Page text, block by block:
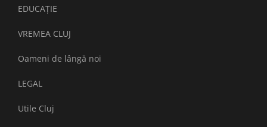
EDUCAȚIE
VREMEA CLUJ
Oameni de lângă noi
LEGAL
Utile Cluj